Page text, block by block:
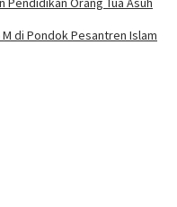
di Pondok Pesantren Islam